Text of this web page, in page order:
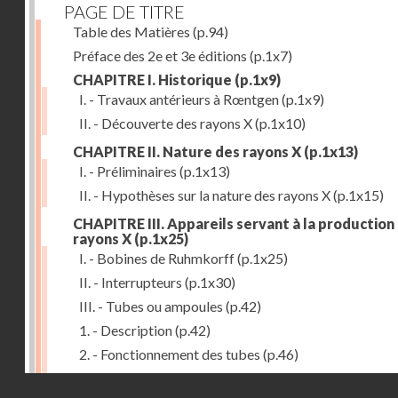
PAGE DE TITRE
Table des Matières (p.94)
Préface des 2e et 3e éditions (p.1x7)
CHAPITRE I. Historique (p.1x9)
I. - Travaux antérieurs à Rœntgen(p.1x9)
II. - Découverte des rayons X(p.1x10)
CHAPITRE II. Nature des rayons X (p.1x13)
I. - Préliminaires (p.1x13)
II. - Hypothèses sur la nature des rayons X(p.1x15)
CHAPITRE III. Appareils servant à la production
rayons X (p.1x25)
I. - Bobines de Ruhmkorff(p.1x25)
II. - Interrupteurs (p.1x30)
III. - Tubes ou ampoules (p.42)
1. - Description(p.42)
2. - Fonctionnement des tubes (p.46)
IV. - Ecrans et supports(p.53)